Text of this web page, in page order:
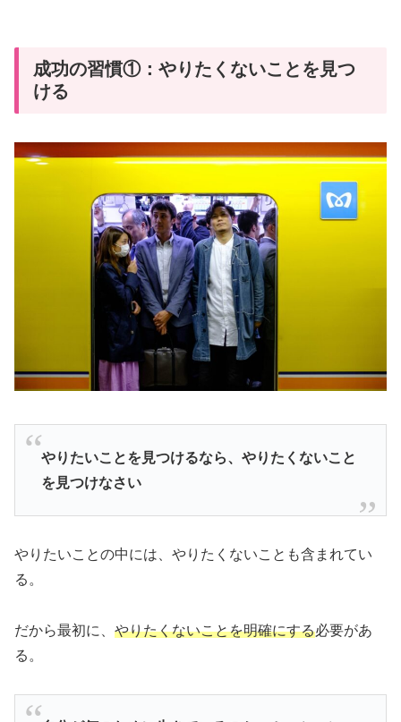
成功の習慣①：やりたくないことを見つ
ける
やりたいことを見つけるなら、やりたくないこと
を見つけなさい
やりたいことの中には、やりたくないことも含まれてい
る。
だから最初に、 やりたくないことを明確にする必要があ
る。